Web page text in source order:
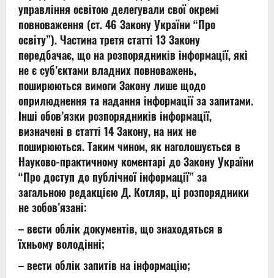
управління освітою делегували свої окремі
повноваження (ст. 46 Закону України “Про
освіту”). Частина третя статті 13 Закону
передбачає, що на розпорядників інформації, які
не є суб’єктами владних повноважень,
поширюються вимоги Закону лише щодо
оприлюднення та надання інформації за запитами.
Інші обов’язки розпорядників інформації,
визначені в статті 14 Закону, на них не
поширюються. Таким чином, як наголошується в
Науково-практичному коментарі до Закону України
“Про доступ до публічної інформації” за
загальною редакцією Д. Котляр, ці розпорядники
не зобов’язані:
– вести облік документів, що знаходяться в
їхньому володінні;
– вести облік запитів на інформацію;